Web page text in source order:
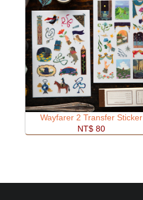
Wayfarer 2 Transfer Sticker
NT$ 80